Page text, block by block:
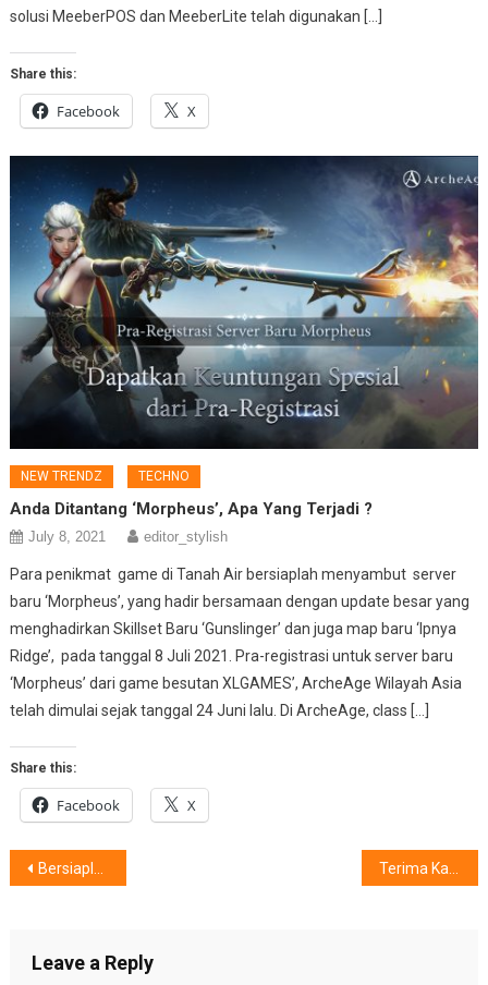
solusi MeeberPOS dan MeeberLite telah digunakan […]
Share this:
Facebook X
NEW TRENDZ TECHNO
Anda Ditantang ‘Morpheus’, Apa Yang Terjadi ?
July 8, 2021 editor_stylish
Para penikmat game di Tanah Air bersiaplah menyambut server
baru ‘Morpheus’, yang hadir bersamaan dengan update besar yang
menghadirkan Skillset Baru ‘Gunslinger’ dan juga map baru ‘Ipnya
Ridge’, pada tanggal 8 Juli 2021. Pra-registrasi untuk server baru
‘Morpheus’ dari game besutan XLGAMES’, ArcheAge Wilayah Asia
telah dimulai sejak tanggal 24 Juni lalu. Di ArcheAge, class […]
Share this:
Facebook X
Post
Bersiaplah Menjadi Fotografer
Leave a Reply